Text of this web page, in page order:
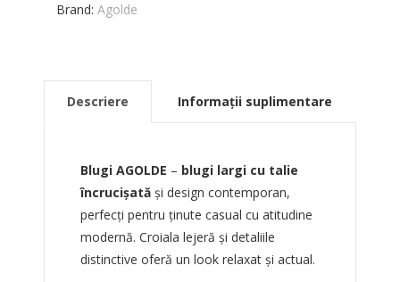
Brand: Agolde
Descriere Informații suplimentare
Blugi AGOLDE – blugi largi cu talie
încrucișatăși design contemporan,
perfecți pentru ținute casual cu atitudine
modernă. Croiala lejeră și detaliile
distinctive oferă un look relaxat și actual.